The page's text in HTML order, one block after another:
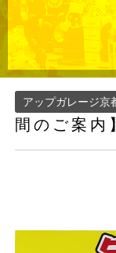
アップガレージ京
間のご案内